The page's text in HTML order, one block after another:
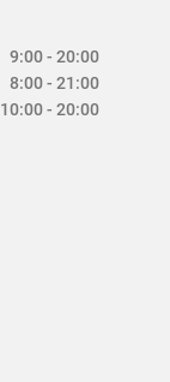
9:00 - 20:00
8:00 - 21:00
10:00 - 20:00